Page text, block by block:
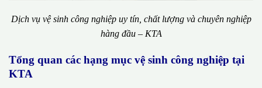
Dịch vụ vệ sinh công nghiệp uy tín, chất lượng và chuyên nghiệp
hàng đầu – KTA
Tổng quan các hạng mục vệ sinh công nghiệp tại
KTA